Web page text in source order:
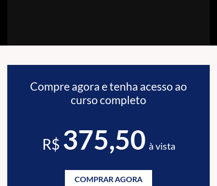
Compre agora e tenha acesso ao
curso completo
R$ 375,50 à vista
COMPRAR AGORA